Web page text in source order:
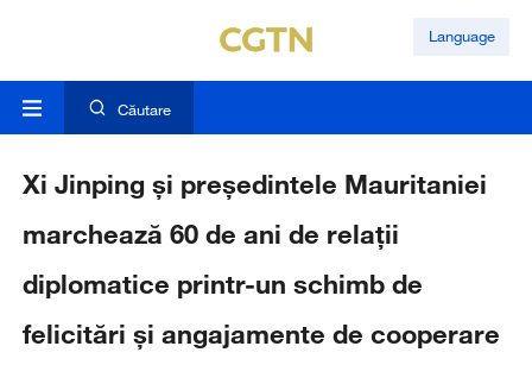
Language
Căutare
Xi Jinping și președintele Mauritaniei
marchează 60 de ani de relații
diplomatice printr-un schimb de
felicitări și angajamente de cooperare